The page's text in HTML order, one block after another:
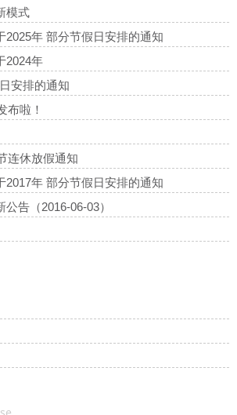
模式
2025年 部分节假日安排的通知
2024年
安排的通知
布啦！
连休放假通知
2017年 部分节假日安排的通知
告（2016-06-03）